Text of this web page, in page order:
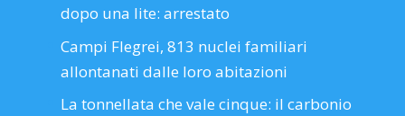
dopo una lite: arrestato
Campi Flegrei, 813 nuclei familiari
allontanati dalle loro abitazioni
La tonnellata che vale cinque: il carbonio